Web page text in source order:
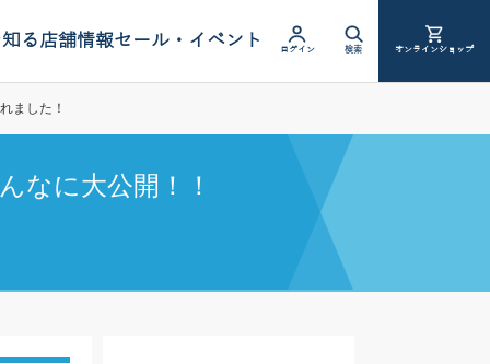
る店舗情報セール・イベント ログイン 検索 オンラインショップ
ました！
なに大公開！！